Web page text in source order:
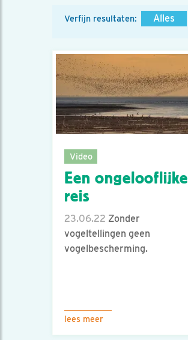
Verfijn resultaten: Alles
Video
Een ongelooflijke
reis
23.06.22 Zonder
vogeltellingen geen
vogelbescherming.
lees meer